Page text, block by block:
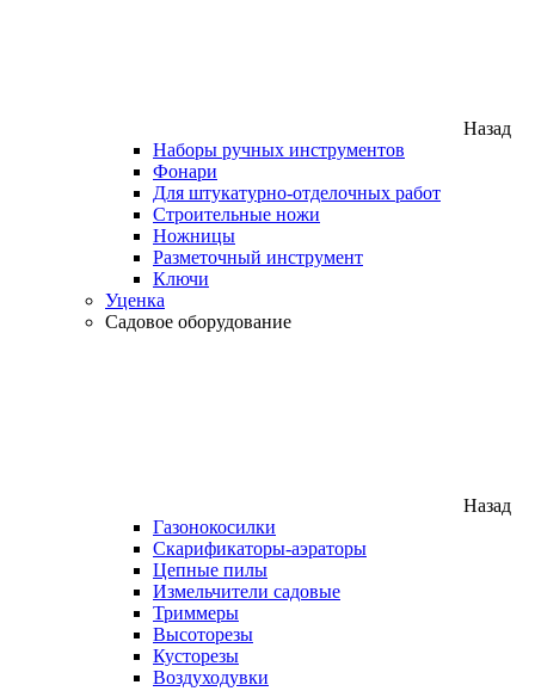
Назад
Наборы ручных инструментов
Фонари
Для штукатурно-отделочных работ
Строительные ножи
Ножницы
Разметочный инструмент
Ключи
Уценка
Садовое оборудование
Назад
Газонокосилки
Скарификаторы-аэраторы
Цепные пилы
Измельчители садовые
Триммеры
Высоторезы
Кусторезы
Воздуходувки